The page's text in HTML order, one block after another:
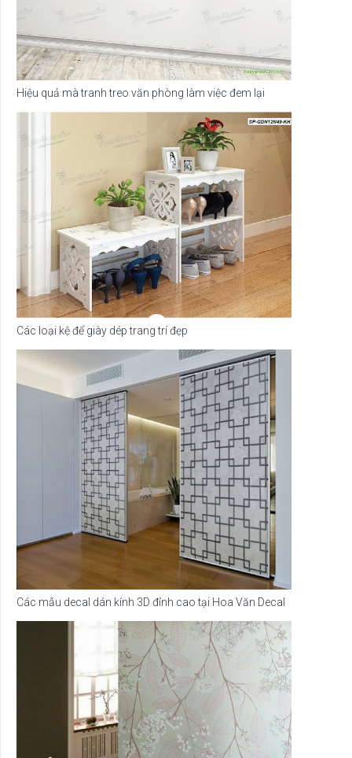
Hiệu quả mà tranh treo văn phòng làm việc đem lại
Các loại kệ để giày dép trang trí đẹp
Các mẫu decal dán kính 3D đỉnh cao tại Hoa Văn Decal